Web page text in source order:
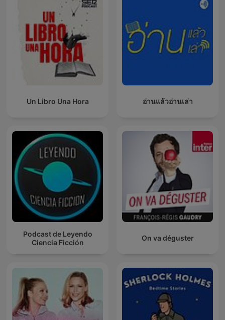
อ่านแล้วอ่านเล่า
Un Libro Una Hora
On va déguster
Podcast de Leyendo
Ciencia Ficción